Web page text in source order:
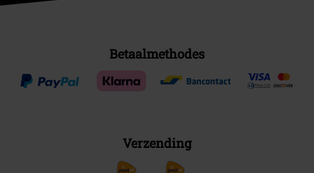
Betaalmethodes
Verzending